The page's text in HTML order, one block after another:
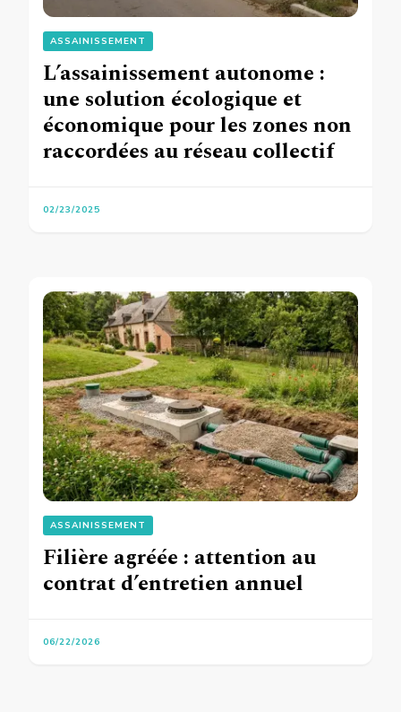
ASSAINISSEMENT
L’assainissement autonome :
une solution écologique et
économique pour les zones non
raccordées au réseau collectif
02/23/2025
ASSAINISSEMENT
Filière agréée : attention au
contrat d’entretien annuel
06/22/2026